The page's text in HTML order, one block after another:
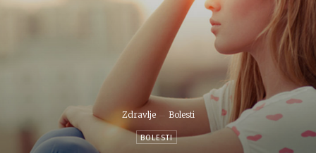
Zdravlje Bolesti
BOLESTI